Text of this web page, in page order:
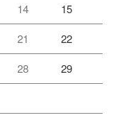
14 15
21 22
28 29